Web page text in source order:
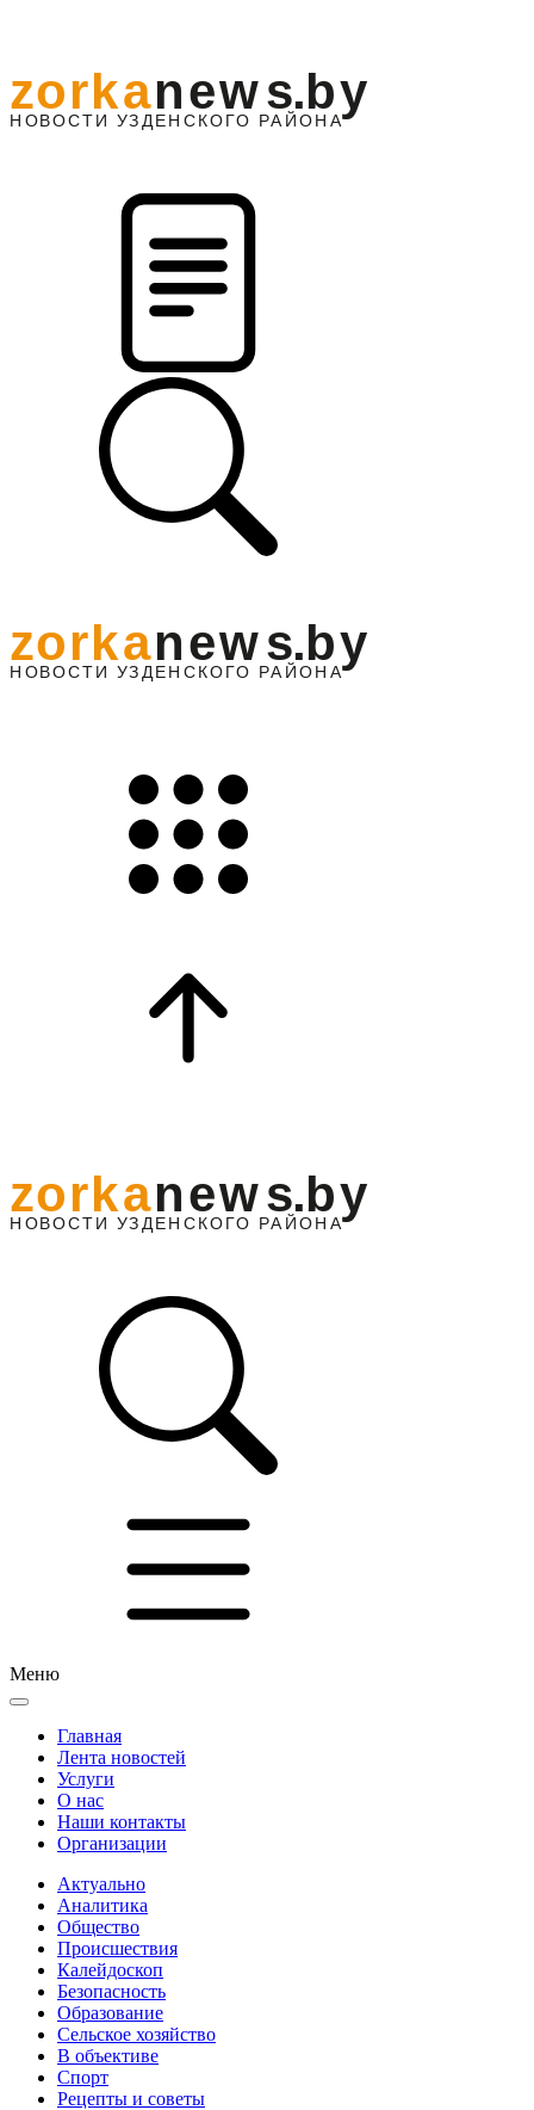
НО ВОСТИ УЗДЕНС КО ГО РАЙОНА
zorkanews.by
Меню
Главная
Лента новостей
Услуги
О нас
Наши контакты
Организации
Актуально
Аналитика
Общество
Происшествия
Калейдоскоп
Безопасность
Образование
Сельское хозяйство
В объективе
Спорт
Рецепты и советы